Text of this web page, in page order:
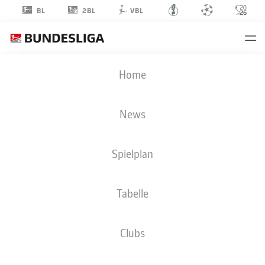
BL 2BL VBL
Home
News
Spielplan
Tabelle
Clubs
EINTRACHT BRAUNSCHWEIG